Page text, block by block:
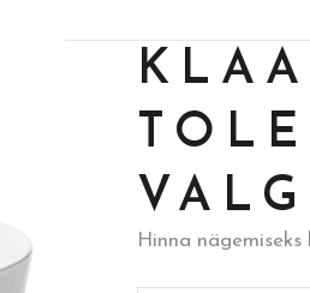
Hinna nägemiseks